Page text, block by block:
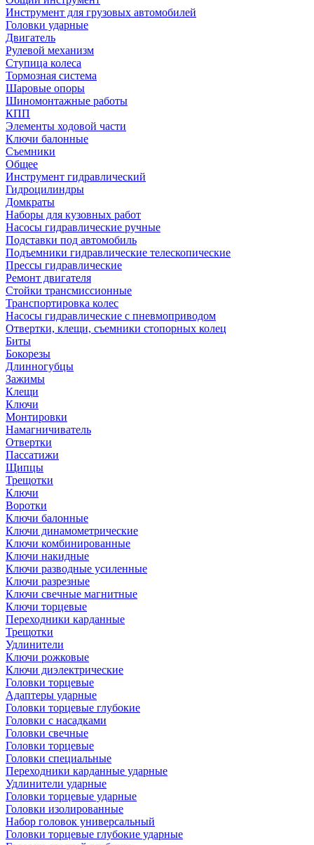
Инструмент для грузовых автомобилей
Головки ударные
Двигатель
Рулевой механизм
Ступица колеса
Тормозная система
Шаровые опоры
Шиномонтажные работы
КПП
Элементы ходовой части
Ключи балонные
Съемники
Общее
Инструмент гидравлический
Гидроцилиндры
Домкраты
Наборы для кузовных работ
Насосы гидравлические ручные
Подставки под автомобиль
Подъемники гидравлические телескопические
Прессы гидравлические
Ремонт двигателя
Стойки трансмиссионные
Транспортировка колес
Насосы гидравлические с пневмоприводом
Отвертки, клещи, съемники стопорных колец
Биты
Бокорезы
Длинногубцы
Зажимы
Клещи
Ключи
Монтировки
Намагничиватель
Отвертки
Пассатижи
Щипцы
Трещотки
Ключи
Воротки
Ключи балонные
Ключи динамометрические
Ключи комбинированные
Ключи накидные
Ключи разводные усиленные
Ключи разрезные
Ключи свечные магнитные
Ключи торцевые
Переходники карданные
Трещотки
Удлинители
Ключи рожковые
Ключи диэлектрические
Головки торцевые
Адаптеры ударные
Головки торцевые глубокие
Головки с насадками
Головки свечные
Головки торцевые
Головки специальные
Переходники карданные ударные
Удлинители ударные
Головки торцевые ударные
Головки изолированные
Набор головок универсальный
Головки торцевые глубокие ударные